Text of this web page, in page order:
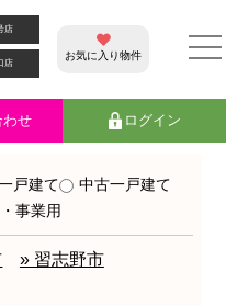
店
店
お気に入り物件
わせ ログイン
戸建て
中古一戸建て
事業用
» 習志野市